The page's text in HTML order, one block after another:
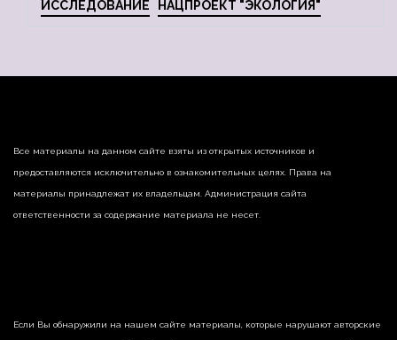
ИССЛЕДОВАНИЕ НАЦПРОЕКТ "ЭКОЛОГИЯ"
Все материалы на данном сайте взяты из открытых источников и
предоставляются исключительно в ознакомительных целях. Права на
материалы принадлежат их владельцам. Администрация сайта
ответственности за содержание материала не несет.
Если Вы обнаружили на нашем сайте материалы, которые нарушают авторские